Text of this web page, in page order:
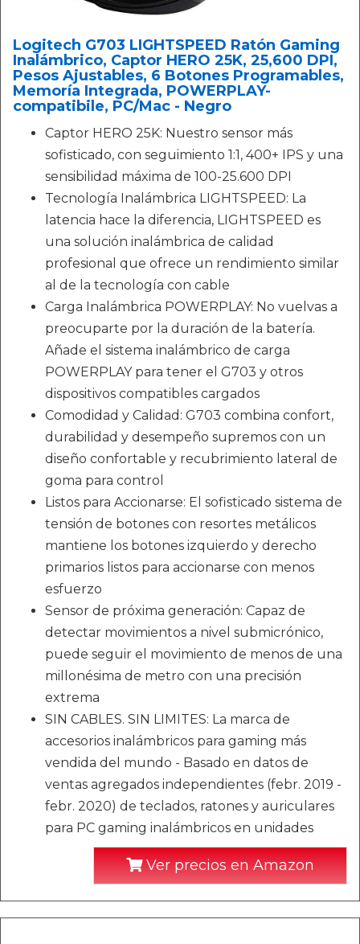
Logitech G703 LIGHTSPEED Ratón Gaming
Inalámbrico, Captor HERO 25K, 25,600 DPI,
Pesos Ajustables, 6 Botones Programables,
Memoría Integrada, POWERPLAY-
compatibile, PC/Mac - Negro
Captor HERO 25K: Nuestro sensor más
sofisticado, con seguimiento 1:1, 400+ IPS y una
sensibilidad máxima de 100-25.600 DPI
Tecnología Inalámbrica LIGHTSPEED: La
latencia hace la diferencia, LIGHTSPEED es
una solución inalámbrica de calidad
profesional que ofrece un rendimiento similar
al de la tecnología con cable
Carga Inalámbrica POWERPLAY: No vuelvas a
preocuparte por la duración de la batería.
Añade el sistema inalámbrico de carga
POWERPLAY para tener el G703 y otros
dispositivos compatibles cargados
Comodidad y Calidad: G703 combina confort,
durabilidad y desempeño supremos con un
diseño confortable y recubrimiento lateral de
goma para control
Listos para Accionarse: El sofisticado sistema de
tensión de botones con resortes metálicos
mantiene los botones izquierdo y derecho
primarios listos para accionarse con menos
esfuerzo
Sensor de próxima generación: Capaz de
detectar movimientos a nivel submicrónico,
puede seguir el movimiento de menos de una
millonésima de metro con una precisión
extrema
SIN CABLES. SIN LIMITES: La marca de
accesorios inalámbricos para gaming más
vendida del mundo - Basado en datos de
ventas agregados independientes (febr. 2019 -
febr. 2020) de teclados, ratones y auriculares
para PC gaming inalámbricos en unidades
Ver precios en Amazon